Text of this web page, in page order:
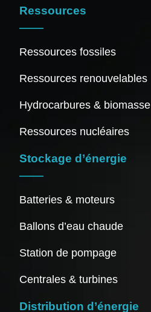
Ressources
Ressources fossiles
Ressources renouvelables
Hydrocarbures & biomasse
Ressources nucléaires
Stockage d’énergie
Batteries & moteurs
Ballons d’eau chaude
Station de pompage
Centrales & turbines
Distribution d’énergie